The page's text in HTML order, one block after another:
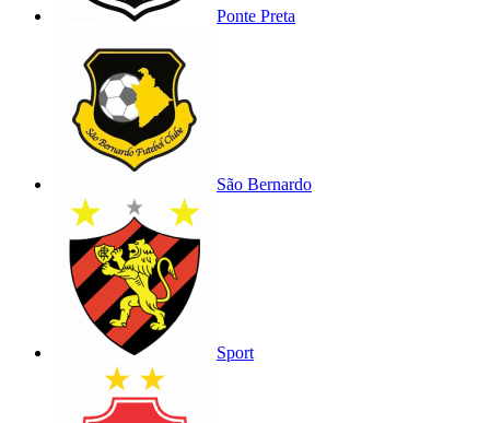
Ponte Preta
São Bernardo
Sport